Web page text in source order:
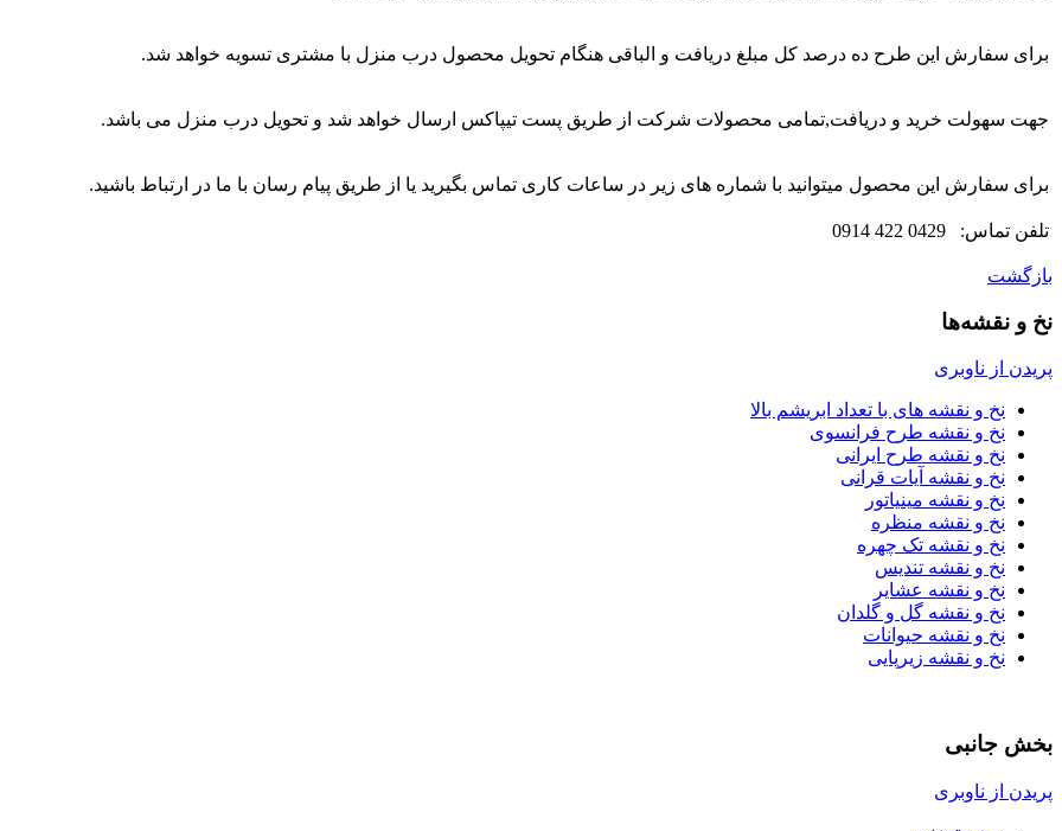
برای سفارش این طرح ده درصد کل مبلغ دریافت و الباقی هنگام تحویل محصول درب منزل با مشتری تسویه خواهد شد.
جهت سهولت خرید و دریافت,تمامی محصولات شرکت از طریق پست تیپاکس ارسال خواهد شد و تحویل درب منزل می باشد.
برای سفارش این محصول میتوانید با شماره های زیر در ساعات کاری تماس بگیرید یا از طریق پیام رسان با ما در ارتباط باشید.
تلفن تماس: 0429 422 0914
بازگشت
نخ و نقشه‌ها
پریدن از ناوبری
نخ و نقشه های با تعداد ابریشم بالا
نخ و نقشه طرح فرانسوی
نخ و نقشه طرح ایرانی
نخ و نقشه آیات قرانی
نخ و نقشه مینیاتور
نخ و نقشه منظره
نخ و نقشه تک چهره
نخ و نقشه تندیس
نخ و نقشه عشایر
نخ و نقشه گل و گلدان
نخ و نقشه حیوانات
نخ و نقشه زیرپایی
بخش جانبی
پریدن از ناوبری